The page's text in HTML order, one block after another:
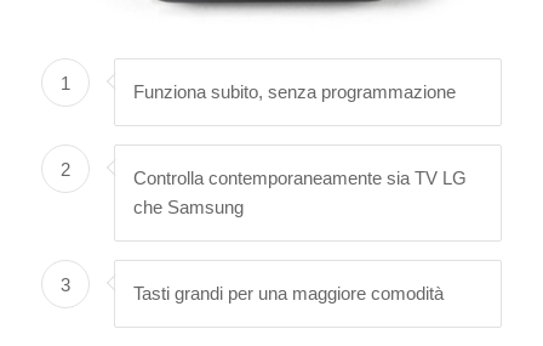
1 Funziona subito, senza programmazione
2
Controlla contemporaneamente sia TV LG
che Samsung
3 Tasti grandi per una maggiore comodità